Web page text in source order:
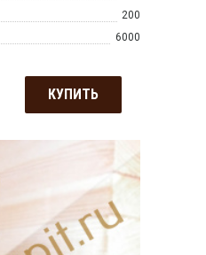
200
6000
КУПИТЬ